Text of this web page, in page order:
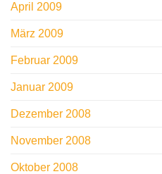
April 2009
März 2009
Februar 2009
Januar 2009
Dezember 2008
November 2008
Oktober 2008